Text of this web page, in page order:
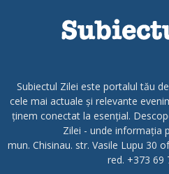
Subiectul Zilei este portalul tău
cele mai actuale și relevante
ținem conectat la esențial.
Zilei - unde informația
mun. Chisinau. str. Vasile Lupu 30
red. +373 69